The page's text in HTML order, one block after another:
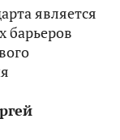
является
барьеров